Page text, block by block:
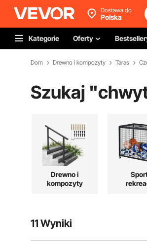
Dostawa do
Polska
Kategorie Oferty
Dom Drewno i kompozyty Taras
Szukaj "
Drewno i
kompozyty
11 Wyniki